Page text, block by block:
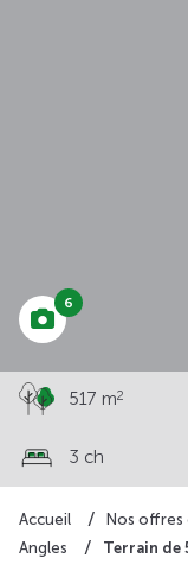
Accueil Nos offres
Angles
Terrain de
6
517 m2
3 ch